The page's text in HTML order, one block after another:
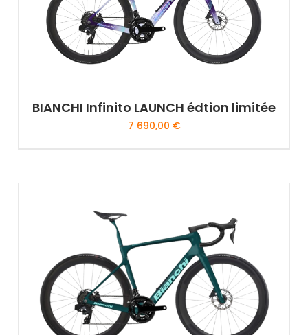
BIANCHI Infinito LAUNCH édtion limitée
7 690,00 €